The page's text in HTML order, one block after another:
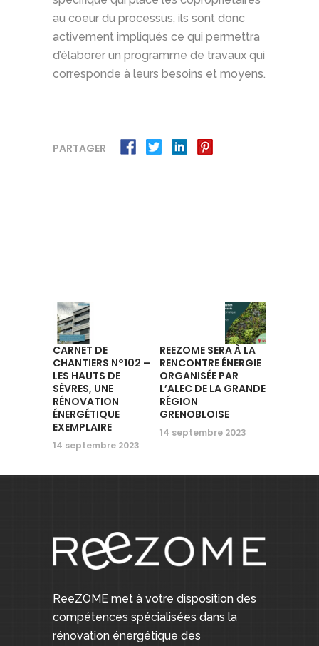
au coeur du processus, ils sont donc
activement impliqués ce qui permettra
d’élaborer un programme de travaux qui
corresponde à leurs besoins et moyens.
PARTAGER
CARNET DE
CHANTIERS N°102 –
LES HAUTS DE
SÈVRES, UNE
RÉNOVATION
ÉNERGÉTIQUE
EXEMPLAIRE
14 septembre 2023
REEZOME SERA À LA
RENCONTRE ÉNERGIE
ORGANISÉE PAR
L’ALEC DE LA GRANDE
RÉGION
GRENOBLOISE
14 septembre 2023
ReeZOME met à votre disposition des
compétences spécialisées dans la
rénovation énergétique des